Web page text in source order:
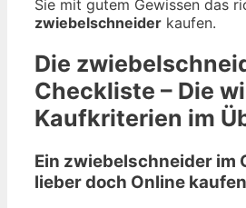
Sie mit gutem Gewissen das
zwiebelschneider kaufen.
Die
Checkliste – Die
Kaufkriterien im
Ein zwiebelschneider im
lieber doch Online